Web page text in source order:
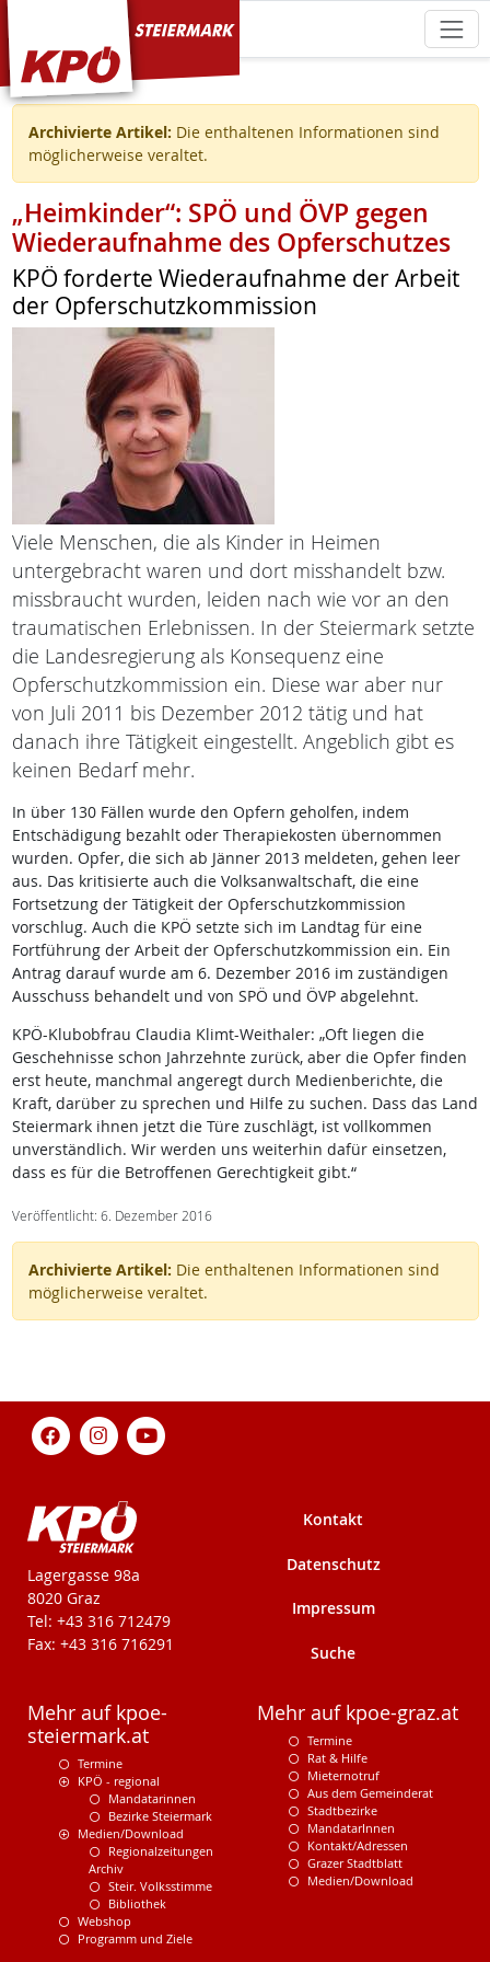
KPÖ Steiermark
Archivierte Artikel: Die enthaltenen Informationen sind
möglicherweise veraltet.
„Heimkinder“: SPÖ und ÖVP gegen
Wiederaufnahme des Opferschutzes
KPÖ forderte Wiederaufnahme der Arbeit
der Opferschutzkommission
Viele Menschen, die als Kinder in Heimen
untergebracht waren und dort misshandelt bzw.
missbraucht wurden, leiden nach wie vor an den
traumatischen Erlebnissen. In der Steiermark setzte
die Landesregierung als Konsequenz eine
Opferschutzkommission ein. Diese war aber nur
von Juli 2011 bis Dezember 2012 tätig und hat
danach ihre Tätigkeit eingestellt. Angeblich gibt es
keinen Bedarf mehr.
In über 130 Fällen wurde den Opfern geholfen, indem
Entschädigung bezahlt oder Therapiekosten übernommen
wurden. Opfer, die sich ab Jänner 2013 meldeten, gehen leer
aus. Das kritisierte auch die Volksanwaltschaft, die eine
Fortsetzung der Tätigkeit der Opferschutzkommission
vorschlug. Auch die KPÖ setzte sich im Landtag für eine
Fortführung der Arbeit der Opferschutzkommission ein. Ein
Antrag darauf wurde am 6. Dezember 2016 im zuständigen
Ausschuss behandelt und von SPÖ und ÖVP abgelehnt.
KPÖ-Klubobfrau Claudia Klimt-Weithaler: „Oft liegen die
Geschehnisse schon Jahrzehnte zurück, aber die Opfer finden
erst heute, manchmal angeregt durch Medienberichte, die
Kraft, darüber zu sprechen und Hilfe zu suchen. Dass das Land
Steiermark ihnen jetzt die Türe zuschlägt, ist vollkommen
unverständlich. Wir werden uns weiterhin dafür einsetzen,
dass es für die Betroffenen Gerechtigkeit gibt.“
Veröffentlicht: 6. Dezember 2016
Archivierte Artikel: Die enthaltenen Informationen sind
möglicherweise veraltet.
KPÖ-Steiermark
Lagergasse 98a
8020 Graz
Tel: +43 316 712479
Fax: +43 316 716291
Kontakt
Datenschutz
Impressum
Suche
Mehr auf kpoe-
steiermark.at
Termine
KPÖ - regional
Mandatarinnen
Bezirke Steiermark
Medien/Download
Regionalzeitungen
Archiv
Steir. Volksstimme
Bibliothek
Webshop
Programm und Ziele
Mehr auf kpoe-graz.at
Termine
Rat & Hilfe
Mieternotruf
Aus dem Gemeinderat
Stadtbezirke
MandatarInnen
Kontakt/Adressen
Grazer Stadtblatt
Medien/Download